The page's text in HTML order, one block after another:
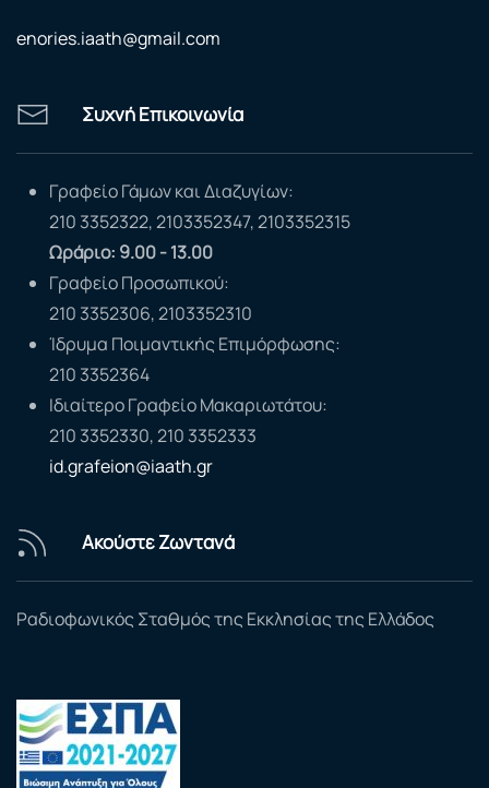
enories.iaath@gmail.com
Συχνή Επικοινωνία
Γραφείο Γάμων και Διαζυγίων:
210 3352322, 2103352347, 2103352315
Ωράριο: 9.00 - 13.00
Γραφείο Προσωπικού:
210 3352306, 2103352310
Ίδρυμα Ποιμαντικής Επιμόρφωσης:
210 3352364
Ιδιαίτερο Γραφείο Μακαριωτάτου:
210 3352330, 210 3352333
id.grafeion@iaath.gr
Ακούστε Ζωντανά
Ραδιοφωνικός Σταθμός της Εκκλησίας της Ελλάδος